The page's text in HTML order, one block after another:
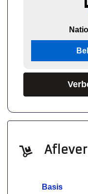
Basis